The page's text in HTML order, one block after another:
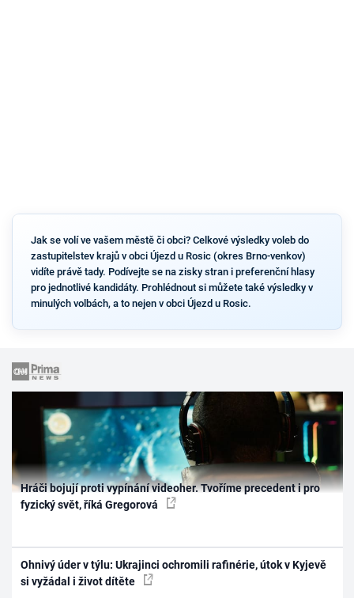
Jak se volí ve vašem městě či obci? Celkové výsledky voleb do
zastupitelstev krajů v obci Újezd u Rosic (okres Brno-venkov)
vidíte právě tady. Podívejte se na zisky stran i preferenční hlasy
pro jednotlivé kandidáty. Prohlédnout si můžete také výsledky v
minulých volbách, a to nejen v obci Újezd u Rosic.
Hráči bojují proti vypínání videoher. Tvoříme precedent i pro
fyzický svět, říká Gregorová
Ohnivý úder v týlu: Ukrajinci ochromili rafinérie, útok v Kyjevě
si vyžádal i život dítěte